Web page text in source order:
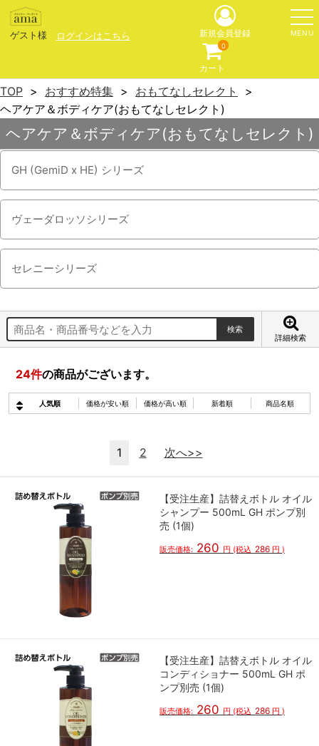
ゲスト様 ログインはこちら MENU
新規会員登録
カート
0
TOP おすすめ特集
おもてなしセレクト
ヘアケア＆ボディケア(おもてなしセレクト)
ヘアケア＆ボディケア(おもてなしセレクト)
GH (GemiD x HE) シリーズ
ヴェーダロッソシリーズ
セレニーシリーズ
詳細検索
24件の商品がございます。
人気順 価格が安い順 価格が高い順 新着順 商品名順
1 2 次へ>>
【受注生産】詰替えボトル オイル
シャンプー 500mL GH ポンプ別
売 (1個)
販売価格: 260 円 (税込 286 円 )
【受注生産】詰替えボトル オイル
コンディショナー 500mL GH ポ
ンプ別売 (1個)
販売価格: 260 円 (税込 286 円 )